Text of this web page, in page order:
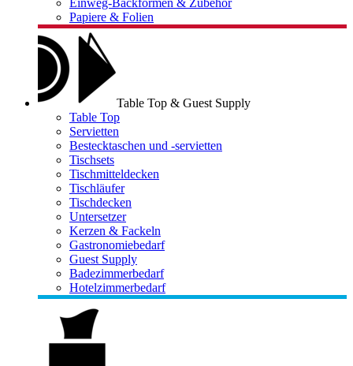
Einweg-Backformen & Zubehör
Papiere & Folien
Table Top & Guest Supply
Table Top
Servietten
Bestecktaschen und -servietten
Tischsets
Tischmitteldecken
Tischläufer
Tischdecken
Untersetzer
Kerzen & Fackeln
Gastronomiebedarf
Guest Supply
Badezimmerbedarf
Hotelzimmerbedarf